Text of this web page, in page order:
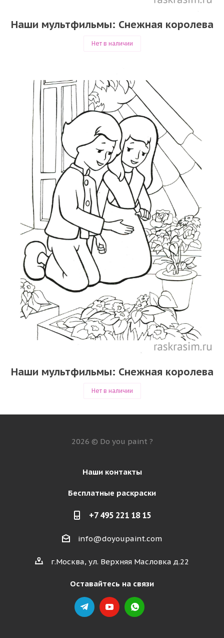
Наши мультфильмы: Снежная королева
Нет в наличии
Наши мультфильмы: Снежная королева
Нет в наличии
2026 © Do you paint ?
Наши контакты
Бесплатные раскраски
+7 495 221 18 15
info@doyoupaint.com
г.Москва, ул. Верхняя Масловка д.22
Оставайтесь на связи